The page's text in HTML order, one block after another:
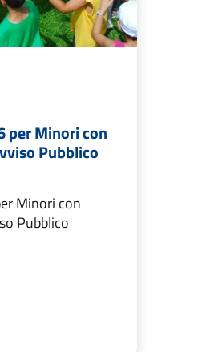
per Minori con
Pubblico
Minori con
Pubblico